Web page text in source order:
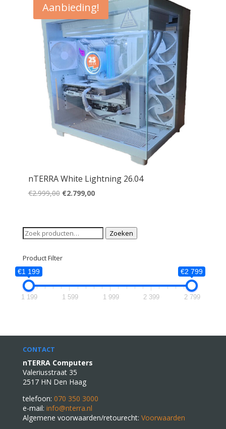
Aanbieding!
nTERRA White Lightning 26.04
€2.999,00 Oorspronkelijke
€2.999,00.
€2.799,00Huidige
€2.799,00.
Zoeken
naar:
Zoeken
Product Filter
€1 199 €2 799
1 199 1 599 1 999 2 399 2 799
CONTACT
nTERRA Computers
Valeriusstraat 35
2517 HN Den Haag
telefoon: 070 350 3000
e-mail: info@nterra.nl
Algemene voorwaarden/retourecht: Voorwaarden